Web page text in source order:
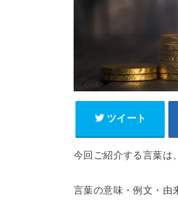
ツイート
今回ご紹介する言葉は
言葉の意味・例文・由